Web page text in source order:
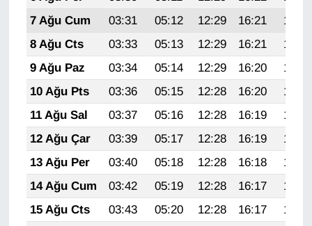
7 Ağu Cum
03:31 05:12 12:29 16:21
19:35
8 Ağu Cts
03:33 05:13 12:29 16:21
19:34
9 Ağu Paz
03:34 05:14 12:29 16:20
19:33
10 Ağu Pts
03:36 05:15 12:28 16:20
19:31
11 Ağu Sal
03:37 05:16 12:28 16:19
19:30
12 Ağu Çar
03:39 05:17 12:28 16:19
19:29
13 Ağu Per
03:40 05:18 12:28 16:18
19:28
14 Ağu Cum
03:42 05:19 12:28 16:17
19:26
15 Ağu Cts
03:43 05:20 12:28 16:17
19:25